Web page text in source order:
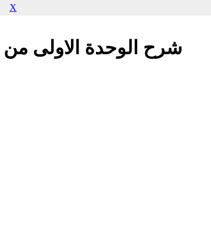
شرح الوحدة الاولى من
X